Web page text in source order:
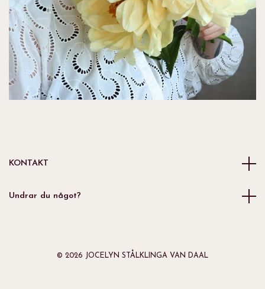
KONTAKT
Undrar du något?
© 2026 JOCELYN STÅLKLINGA VAN DAAL